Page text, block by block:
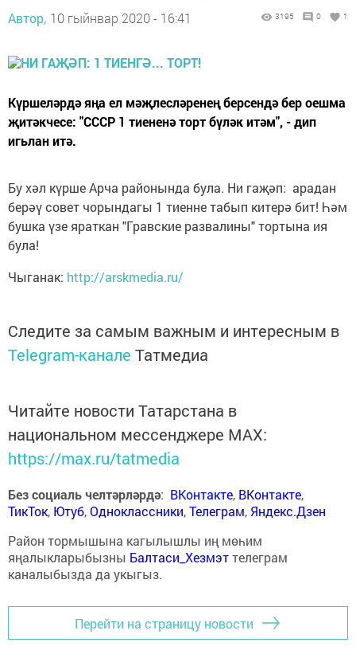
Автор, 10 гыйнвар 2020 - 16:41 3195 0 1
Күршеләрдә яңа ел мәҗлесләренең берсендә бер оешма
җитәкчесе: "СССР 1 тиененә торт бүләк итәм", - дип
игьлан итә.
Бу хәл күрше Арча районында була. Ни гаҗәп: арадан
берәү совет чорындагы 1 тиенне табып китерә бит! Һәм
бушка үзе яраткан "Гравские развалины" тортына ия
була!
Чыганак: http://arskmedia.ru/
Следите за самым важным и интересным в
Telegram-канале Татмедиа
Читайте новости Татарстана в
национальном мессенджере MАХ:
https://max.ru/tatmedia
Без социаль челтәрләрдә: ВКонтакте, ВКонтакте,
ТикТок, Ютуб,Одноклассники,Телеграм, Яндекс.Дзен
Район тормышына кагылышлы иң мөһим
яңалыкларыбызны Балтаси_Хезмэттелеграм
каналыбызда да укыгыз.
Перейти на страницу новости